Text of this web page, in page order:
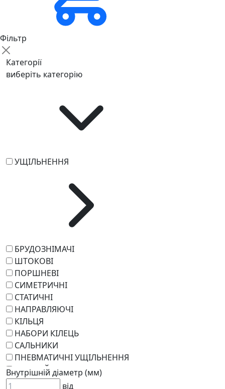
Фільтр
Категорії
виберіть категорію
УЩІЛЬНЕННЯ
БРУДОЗНІМАЧІ
ШТОКОВІ
ПОРШНЕВІ
СИМЕТРИЧНІ
СТАТИЧНІ
НАПРАВЛЯЮЧІ
КІЛЬЦЯ
НАБОРИ КІЛЕЦЬ
САЛЬНИКИ
ПНЕВМАТИЧНІ УЩІЛЬНЕННЯ
РОТАЦІЙНІ
РЕМКОМПЛЕКТИ
Внутрішній діаметр (мм)
від